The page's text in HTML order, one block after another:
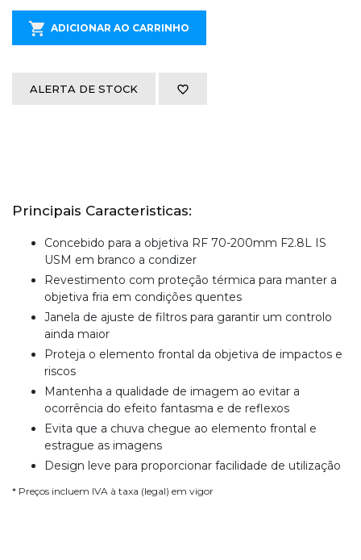
ADICIONAR AO CARRINHO
ALERTA DE STOCK
Principais Caracteristicas:
Concebido para a objetiva RF 70-200mm F2.8L IS
USM em branco a condizer
Revestimento com proteção térmica para manter a
objetiva fria em condições quentes
Janela de ajuste de filtros para garantir um controlo
ainda maior
Proteja o elemento frontal da objetiva de impactos e
riscos
Mantenha a qualidade de imagem ao evitar a
ocorrência do efeito fantasma e de reflexos
Evita que a chuva chegue ao elemento frontal e
estrague as imagens
Design leve para proporcionar facilidade de utilização
* Preços incluem IVA à taxa (legal) em vigor